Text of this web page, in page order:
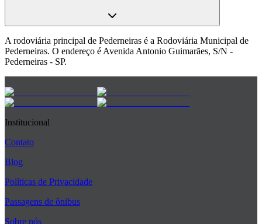
A rodoviária principal de Pederneiras é a Rodoviária Municipal de
Pederneiras. O endereço é Avenida Antonio Guimarães, S/N -
Pederneiras - SP.
Institucional
Contato
Blog
Políticas de Privacidade
Passagens de ônibus
Sobre nós